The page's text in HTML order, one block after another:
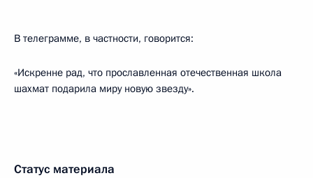
В телеграмме, в частности, говорится:
«Искренне рад, что прославленная отечественная школа
шахмат подарила миру новую звезду».
Статус материала